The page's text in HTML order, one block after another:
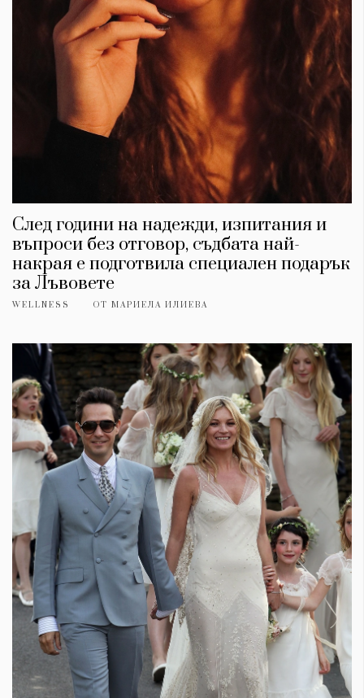
След години на надежди, изпитания и
въпроси без отговор, съдбата най-
накрая е подготвила специален подарък
за Лъвовете
WELLNESS ОТ МАРИЕЛА ИЛИЕВА